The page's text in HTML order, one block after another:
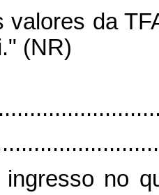
valores da
(NR)
ingresso no